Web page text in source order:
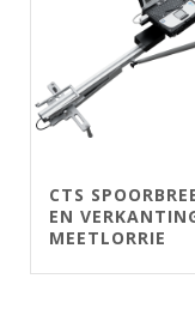
CTS
EN
MEETLORRIE